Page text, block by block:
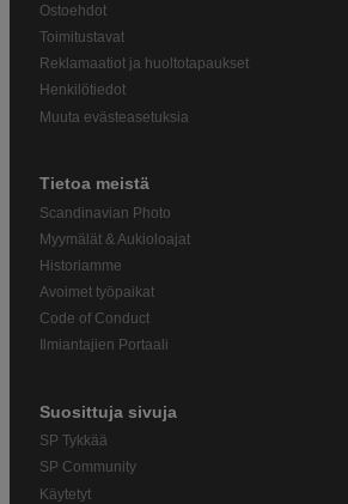
Ostoehdot
Toimitustavat
Reklamaatiot ja huoltotapaukset
Henkilötiedot
Muuta evästeasetuksia
Tietoa meistä
Scandinavian Photo
Myymälät & Aukioloajat
Historiamme
Avoimet työpaikat
Code of Conduct
Ilmiantajien Portaali
Suosittuja sivuja
SP Tykkää
SP Community
Käytetyt